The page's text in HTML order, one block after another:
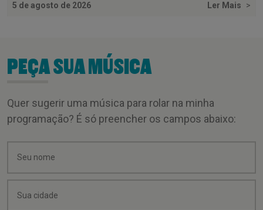
5 de agosto de 2026 Ler Mais >
PEÇA SUA MÚSICA
Quer sugerir uma música para rolar na minha
programação? É só preencher os campos abaixo: